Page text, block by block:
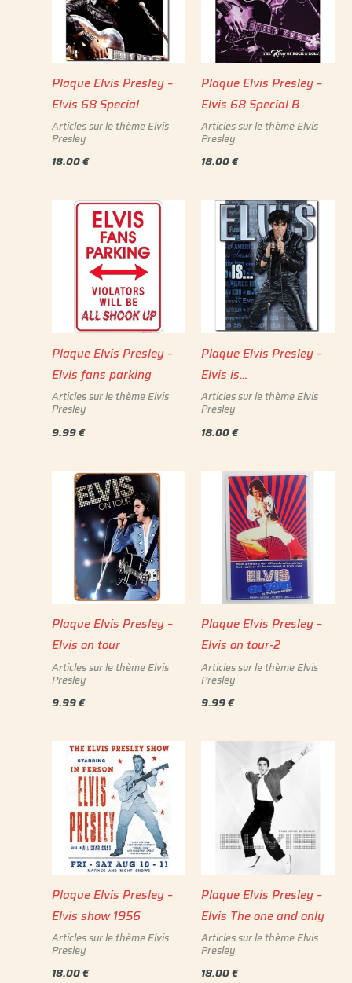
Plaque Elvis Presley –
Elvis 68 Special
Articles sur le thème Elvis
Presley
18.00€
Plaque Elvis Presley –
Elvis 68 Special B
Articles sur le thème Elvis
Presley
18.00€
Plaque Elvis Presley –
Elvis fans parking
Articles sur le thème Elvis
Presley
9.99€
Plaque Elvis Presley –
Elvis is…
Articles sur le thème Elvis
Presley
18.00€
Plaque Elvis Presley –
Elvis on tour
Articles sur le thème Elvis
Presley
9.99€
Plaque Elvis Presley –
Elvis on tour-2
Articles sur le thème Elvis
Presley
9.99€
Plaque Elvis Presley –
Elvis show 1956
Articles sur le thème Elvis
Presley
18.00€
Plaque Elvis Presley –
Elvis The one and only
Articles sur le thème Elvis
Presley
18.00€